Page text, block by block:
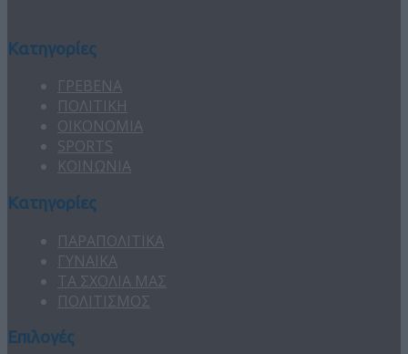
Κατηγορίες
ΓΡΕΒΕΝΑ
ΠΟΛΙΤΙΚΗ
ΟΙΚΟΝΟΜΙΑ
SPORTS
ΚΟΙΝΩΝΙΑ
Κατηγορίες
ΠΑΡΑΠΟΛΙΤΙΚΑ
ΓΥΝΑΙΚΑ
ΤΑ ΣΧΟΛΙΑ ΜΑΣ
ΠΟΛΙΤΙΣΜΟΣ
Επιλογές